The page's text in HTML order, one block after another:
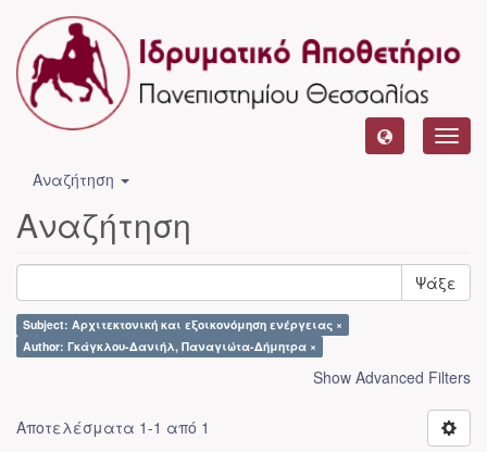
Αναζήτηση
Αναζήτηση
Ψάξε
Subject: Αρχιτεκτονική και εξοικονόμηση ενέργειας ×
Author: Γκάγκλου-Δανιήλ, Παναγιώτα-Δήμητρα ×
Show Advanced Filters
Αποτελέσματα 1-1 από 1